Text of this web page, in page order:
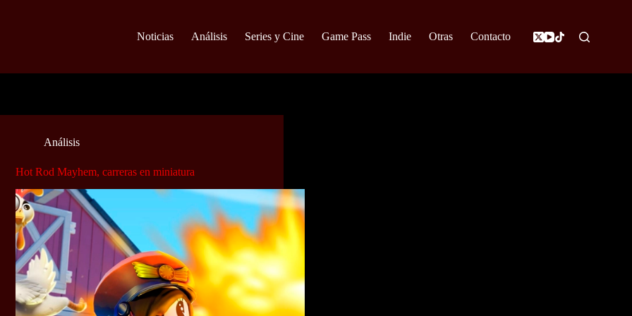
Noticias Análisis Series y Cine Game Pass Indie Otras Contacto
Análisis
Hot Rod Mayhem, carreras en miniatura